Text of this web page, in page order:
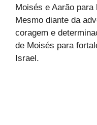
Moisés e Aarão
Mesmo diante da
coragem e
de Moisés para
Israel.